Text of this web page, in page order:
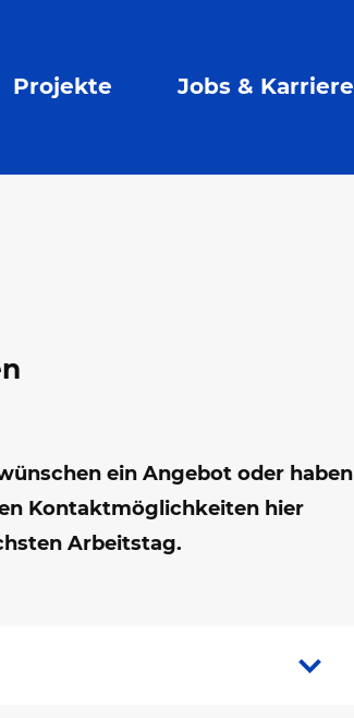
Projekte Jobs & Karriere
ein Angebot oder haben
Kontaktmöglichkeiten hier
Arbeitstag.